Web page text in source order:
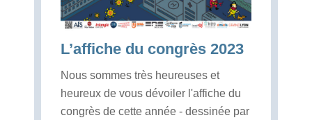
L’affiche du congrès 2023
Nous sommes très heureuses et
heureux de vous dévoiler l'affiche du
congrès de cette année - dessinée par